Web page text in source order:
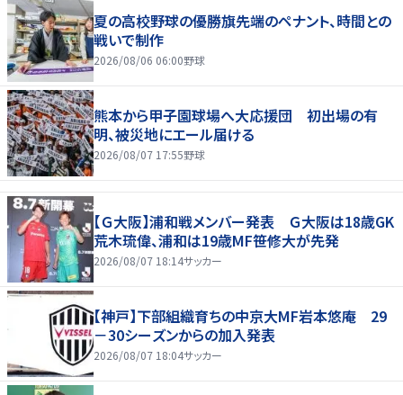
夏の高校野球の優勝旗先端のペナント、時間との
戦いで制作
2026/08/06 06:00野球
熊本から甲子園球場へ大応援団 初出場の有
明、被災地にエール届ける
2026/08/07 17:55野球
【Ｇ大阪】浦和戦メンバー発表 Ｇ大阪は18歳GK
荒木琉偉、浦和は19歳MF笹修大が先発
2026/08/07 18:14サッカー
【神戸】下部組織育ちの中京大MF岩本悠庵 29
－30シーズンからの加入発表
2026/08/07 18:04サッカー